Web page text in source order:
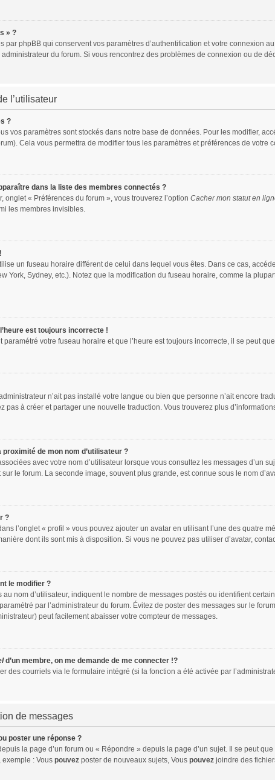
» ?
par phpBB qui conservent vos paramètres d’authentification et votre connexion
du forum. Si vous rencontrez des problèmes de connexion ou de
l’utilisateur
?
vos paramètres sont stockés dans notre base de données. Pour les modifier,
Cela vous permettra de modifier tous les paramètres et préférences de votre
dans la liste des membres connectés ?
onglet « Préférences du forum », vous trouverez l’option Cacher mon statut en
les membres invisibles.
un fuseau horaire différent de celui dans lequel vous êtes. Dans ce cas,
York, Sydney, etc.). Notez que la modification du fuseau horaire, comme la
est toujours incorrecte !
paramétré votre fuseau horaire et que l’heure est toujours incorrecte, il se peut
n’ait pas installé votre langue ou bien que personne n’ait encore
pas à créer et partager une nouvelle traduction. Vous trouverez plus
de mon nom d’utilisateur ?
avec votre nom d’utilisateur lorsque vous consultez les messages d’un
le forum. La seconde image, souvent plus grande, est connue sous le nom
?
l’onglet « profil » vous pouvez ajouter un avatar en utilisant l’une des quatre
dont ils sont mis à disposition. Si vous ne pouvez pas utiliser d’avatar,
le modifier ?
au nom d’utilisateur, indiquent le nombre de messages postés ou identifient
par l’administrateur du forum. Évitez de poster des messages sur le
peut facilement abaisser votre compteur de messages.
d’un membre, on me demande de me connecter !?
des courriels via le formulaire intégré (si la fonction a été activée par
de messages
poster une réponse ?
la page d’un forum ou « Répondre » depuis la page d’un sujet. Il se peut
: Vous pouvezposter de nouveaux sujets, Vous pouvezjoindre des